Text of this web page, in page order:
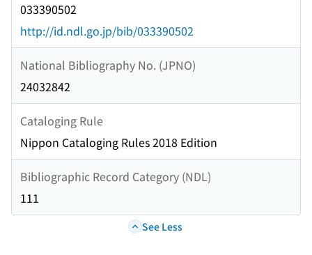
033390502
http://id.ndl.go.jp/bib/033390502
National Bibliography No. (JPNO)
24032842
Cataloging Rule
Nippon Cataloging Rules 2018 Edition
Bibliographic Record Category (NDL)
111
See Less